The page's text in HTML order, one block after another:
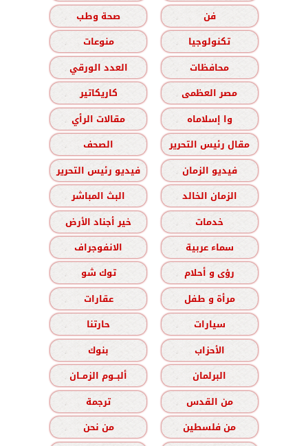
فن
صحة وطب
تكنولوجيا
منوعات
محافظات
العدد الورقي
مصر العظمى
كاريكاتير
وا إسلاماه
مقالات الرأي
مقال رئيس التحرير
الصحف
فيديو الزمان
فيديو رئيس التحرير
الزمان الخالد
البث المباشر
خدمات
خير أجناد الأرض
سماء عربية
الانفوجراف
رؤى و أحلام
توك شو
مرأة و طفل
عقارات
سيارات
حارتنا
الأحزاب
بنوك
البرلمان
ألبــوم الزمــان
من القدس
ترجمة
من فلسطين
من نحن